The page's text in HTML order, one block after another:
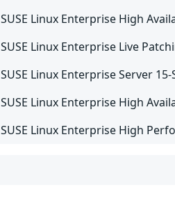
SUSE Linux Enterprise High
SUSE Linux Enterprise Live
SUSE Linux Enterprise Server 15-
SUSE Linux Enterprise High
SUSE Linux Enterprise High